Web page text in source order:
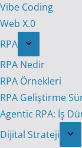
Vibe Coding
Web X.0
RPA
RPA Nedir
RPA Örnekleri
RPA Geliştirme
Agentic RPA: İş
Dijital Strateji